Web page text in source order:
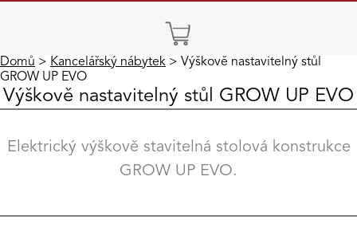
Domů > Kancelářský nábytek > Výškově nastavitelný stůl
GROW UP EVO
Výškově nastavitelný stůl GROW UP EVO
Elektrický výškově stavitelná stolová konstrukce
GROW UP EVO.